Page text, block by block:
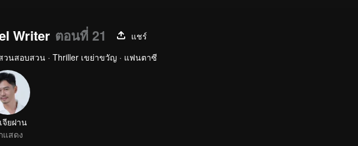
Writer ตอนที่ 21
แชร์
วนสอบสวน · Thriller เขย่าขวัญ · แฟนตาซี
จียฝาน
แสดง